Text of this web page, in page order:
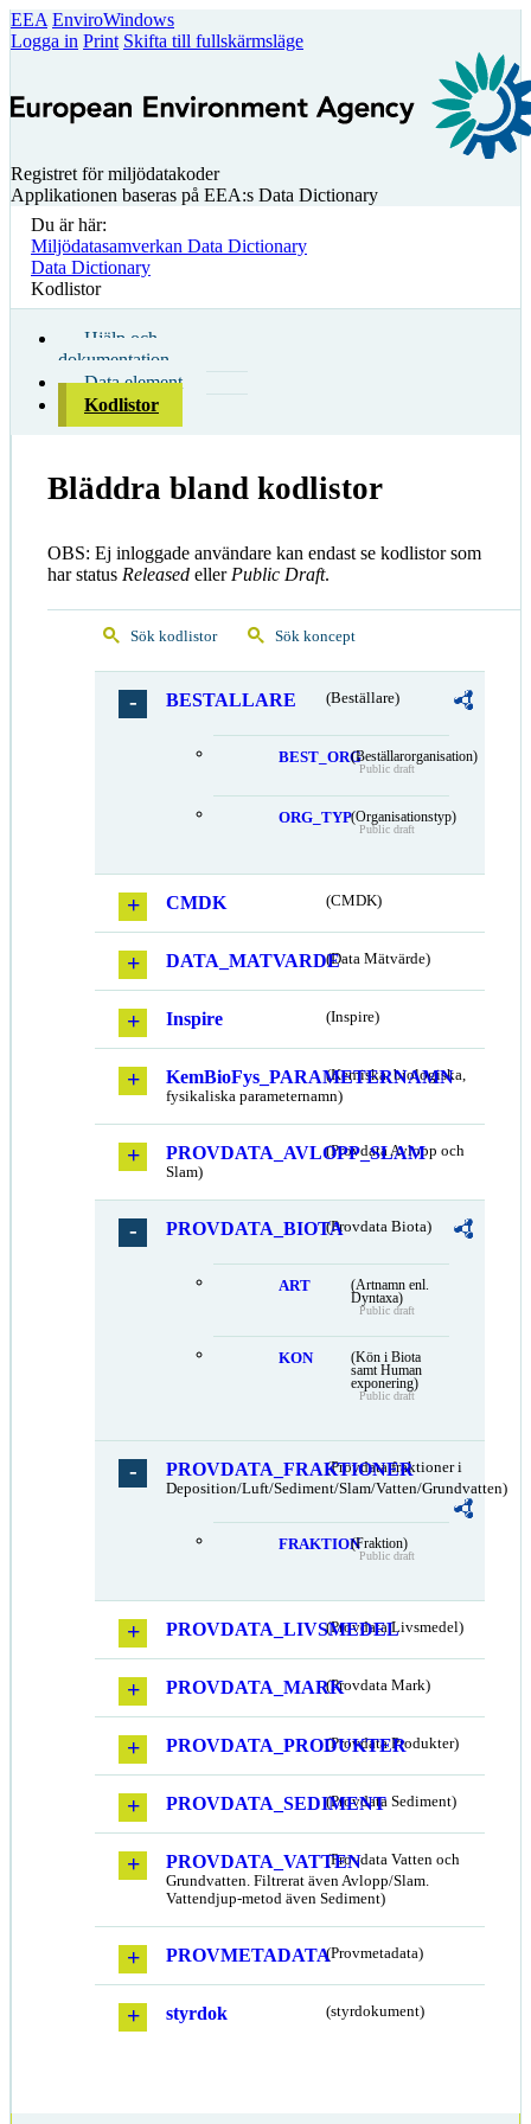
EEA EnviroWindows
Logga in Print Skifta till fullskärmsläge
Registret för miljödatakoder
Applikationen baseras på EEA:s Data Dictionary
Du är här:
Miljödatasamverkan Data Dictionary
Data Dictionary
Kodlistor
Hjälp och
dokumentation
Data element
Kodlistor
Bläddra bland kodlistor
OBS: Ej inloggade användare kan endast se kodlistor som
har status Released eller Public Draft.
Sök kodlistor Sök koncept
BESTALLARE (Beställare)
BEST_ORG(Beställarorganisation)
Public draft
ORG_TYP(Organisationstyp)
Public draft
CMDK (CMDK)
DATA_MATVARDE(Data Mätvärde)
Inspire (Inspire)
KemBioFys_PARAMETERNAMN
(Kemiska, biologiska,
fysikaliska parameternamn)
PROVDATA_AVLOPP_SLAM
(Provdata Avlopp och
Slam)
PROVDATA_BIOTA(Provdata Biota)
ART
(Artnamn enl.
Dyntaxa)
Public draft
KON
(Kön i Biota
samt Human
exponering)
Public draft
PROVDATA_FRAKTIONER
(Provdata fraktioner i
Deposition/Luft/Sediment/Slam/Vatten/Grundvatten)
FRAKTION(Fraktion)
Public draft
PROVDATA_LIVSMEDEL
(Provdata Livsmedel)
PROVDATA_MARK(Provdata Mark)
PROVDATA_PRODUKTER
(Provdata Produkter)
PROVDATA_SEDIMENT(Provdata Sediment)
PROVDATA_VATTEN(Provdata Vatten och
Grundvatten. Filtrerat även Avlopp/Slam.
Vattendjup-metod även Sediment)
PROVMETADATA(Provmetadata)
styrdok (styrdokument)